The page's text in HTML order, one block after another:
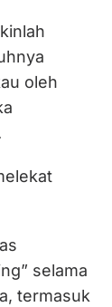
oleh
selama
termasuk